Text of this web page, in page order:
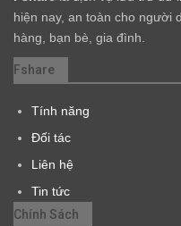
hiện nay, an toàn cho người
hàng, bạn bè, gia đình.
Fshare
Tính năng
Đối tác
Liên hệ
Tin tức
Chính Sách